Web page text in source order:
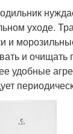
уходе.
и
и очищать
удобные